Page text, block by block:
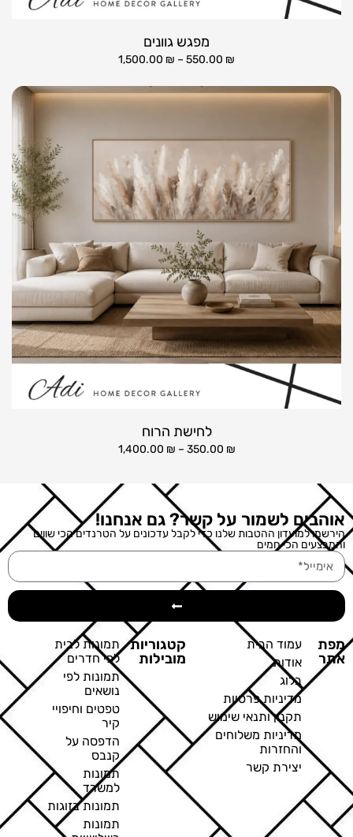
מפגש גוונים
550.00 ₪
–
1,500.00 ₪
לחישת הרוח
350.00 ₪
–
1,400.00 ₪
אוהבים לשמור על קשר? גם אנחנו!
הירשמו למועדון ההטבות שלנו כדי לקבל עדכונים על הטרנדים הכי שווים
והמבצעים הכי חמים
מפת
אתר
עמוד הבית
אודות
בלוג
מדיניות פרטיות
תקנון ותנאי שימוש
מדיניות משלוחים
והחזרות
יצירת קשר
קטגוריות
מובילות
תמונות לבית
לפי חדרים
תמונות לפי
נושאים
טפטים וחיפויי
קיר
הדפסה על
קנבס
תמונות
למשרד
תמונות בזוגות
תמונות